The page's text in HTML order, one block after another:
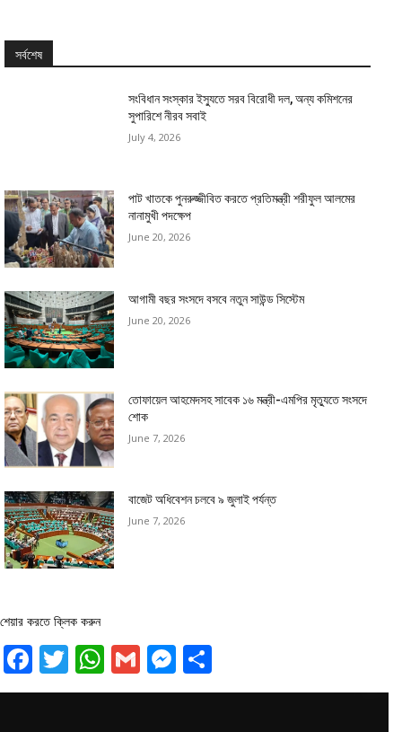
সর্বশেষ
সংবিধান সংস্কার ইস্যুতে সরব বিরোধী দল, অন্য কমিশনের
সুপারিশে নীরব সবাই
July 4, 2026
পাট খাতকে পুনরুজ্জীবিত করতে প্রতিমন্ত্রী শরীফুল আলমের
নানামুখী পদক্ষেপ
June 20, 2026
আগামী বছর সংসদে বসবে নতুন সাউন্ড সিস্টেম
June 20, 2026
তোফায়েল আহমেদসহ সাবেক ১৬ মন্ত্রী-এমপির মৃত্যুতে সংসদে
শোক
June 7, 2026
বাজেট অধিবেশন চলবে ৯ জুলাই পর্যন্ত
June 7, 2026
শেয়ার করতে ক্লিক করুন
Facebook
Twitter
WhatsApp
GmailMessenger